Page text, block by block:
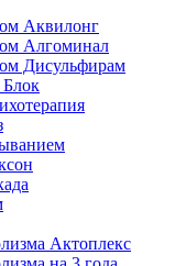
Аквилонг
Алгоминал
Дисульфирам
Актоплекс